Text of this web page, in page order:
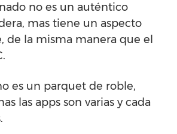
no es un auténtico
mas tiene un aspecto
de la misma manera que el
es un parquet de roble,
las apps son varias y cada